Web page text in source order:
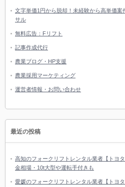
文字単価1円から脱却！未経験から高単価案
サル
無料広告：Fリフト
記事作成代行
農業ブログ・HP支援
農業採用マーケティング
運営者情報・お問い合わせ
最近の投稿
高知のフォークリフトレンタル業者【トヨ
金相場・10t大型や運転手付きも
愛媛のフォークリフトレンタル業者【トヨ